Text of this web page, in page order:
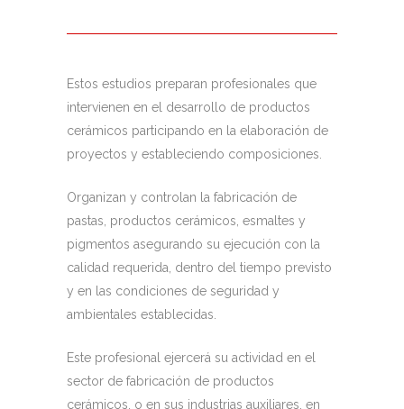
Estos estudios preparan profesionales que
intervienen en el desarrollo de productos
cerámicos participando en la elaboración de
proyectos y estableciendo composiciones.
Organizan y controlan la fabricación de
pastas, productos cerámicos, esmaltes y
pigmentos asegurando su ejecución con la
calidad requerida, dentro del tiempo previsto
y en las condiciones de seguridad y
ambientales establecidas.
Este profesional ejercerá su actividad en el
sector de fabricación de productos
cerámicos, o en sus industrias auxiliares, en